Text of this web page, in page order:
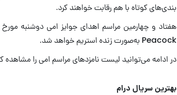
بندی‌های کوتاه با هم رقابت خواهند کرد.
Peacock به‌صورت زنده استریم خواهد شد.
در ادامه می‌توانید لیست نامزدهای مراسم امی را مشاهده
بهترین سریال درام